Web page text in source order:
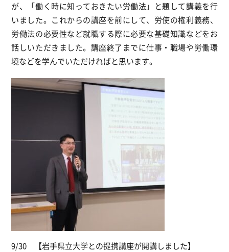
が、「働く時に知っておきたい労働法」と題して講義を行
いました。これからの講座を前にして、労使の権利義務、
労働法の必要性など就職する際に必要な基礎知識などをお
話しいただきました。講座終了までに仕事・職場や労働環
境などを学んでいただければと思います。
9/30 【岩手県立大学との提携講座が開講しました】